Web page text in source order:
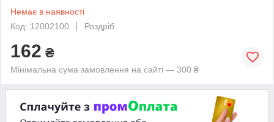
Немає в наявності
Код: 12002100
Роздріб
162 ₴
Мінімальна сума замовлення на сайті — 300 ₴